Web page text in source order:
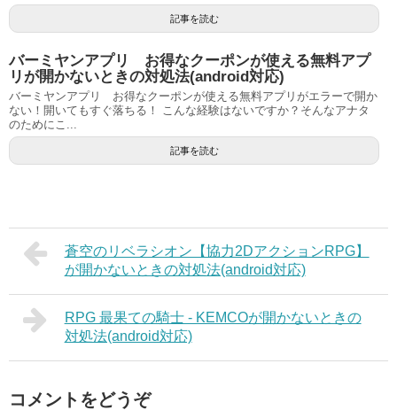
記事を読む
バーミヤンアプリ お得なクーポンが使える無料アプ
リが開かないときの対処法(android対応)
バーミヤンアプリ お得なクーポンが使える無料アプリがエラーで開か
ない！開いてもすぐ落ちる！ こんな経験はないですか？そんなアナタ
のためにこ...
記事を読む
蒼空のリベラシオン【協力2DアクションRPG】
が開かないときの対処法(android対応)
RPG 最果ての騎士 - KEMCOが開かないときの
対処法(android対応)
コメントをどうぞ